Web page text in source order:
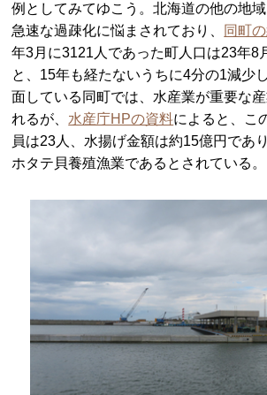
例としてみてゆこう。北海道の他の地
急速な過疎化に悩まされており、
同町
年3月に3121人であった町人口は23年8
と、15年も経たないうちに4分の1減少
面している同町では、水産業が重要な
れるが、 水産庁HPの資料によると、こ
員は23人、水揚げ金額は約15億円であ
ホタテ貝養殖漁業であるとされている。